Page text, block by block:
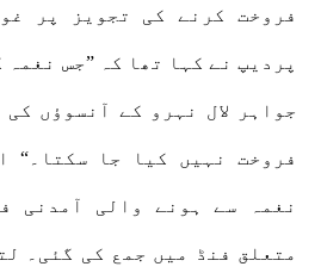
فروخت کرنے کی تجویز پر
پردیپ نے کہا تھا کہ ”جس
جواہر لال نہرو کے آنسوؤں
فروخت نہیں کیا جا سکتا۔“
نغمہ سے ہونے والی آمدنی
متعلق فنڈ میں جمع کی گئی۔